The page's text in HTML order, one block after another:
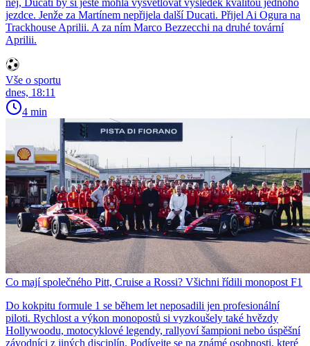
něj, Ducati by si ještě mohla vysvětlovat výsledek kvalitou jednoho
jezdce. Jenže za Martínem nepřijela další Ducati. Přijel Ai Ogura na
Trackhouse Aprilii. A za ním Marco Bezzecchi na druhé tovární
Aprilii.
Vše o sportu
dnes, 18:11
4 min
Co mají společného Pitt, Cruise a Rossi? Všichni řídili monopost F1
Do kokpitu formule 1 se během let neposadili jen profesionální
piloti. Rychlost a výkon monopostů si vyzkoušely také hvězdy
Hollywoodu, motocyklové legendy, rallyoví šampioni nebo úspěšní
závodníci z jiných disciplín. Podívejte se na známé osobnosti, které